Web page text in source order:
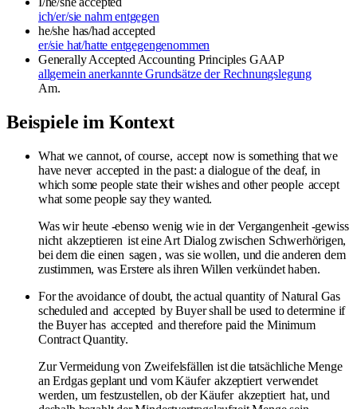
ich/er/sie nahm entgegen
he/she has/had accepted
er/sie hat/hatte entgegengenommen
Generally Accepted Accounting Principles GAAP
allgemein anerkannte Grundsätze der Rechnungslegung
Am.
Beispiele im Kontext
What we cannot, of course, accept now is something that we
have never accepted in the past: a dialogue of the deaf, in
which some people state their wishes and other people accept
what some people say they wanted.
Was wir heute -ebenso wenig wie in der Vergangenheit -gewiss
nicht akzeptieren ist eine Art Dialog zwischen Schwerhörigen,
bei dem die einen sagen , was sie wollen, und die anderen dem
zustimmen, was Erstere als ihren Willen verkündet haben.
For the avoidance of doubt, the actual quantity of Natural Gas
scheduled and accepted by Buyer shall be used to determine if
the Buyer has accepted and therefore paid the Minimum
Contract Quantity.
Zur Vermeidung von Zweifelsfällen ist die tatsächliche Menge
an Erdgas geplant und vom Käufer akzeptiert verwendet
werden, um festzustellen, ob der Käufer akzeptiert hat, und